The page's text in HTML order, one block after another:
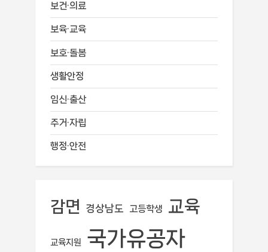
보건·의료
보육·교육
보호·돌봄
생활안정
임신·출산
주거·자립
행정·안전
감면 경상남도 고등학생 교육
교육지원 국가유공자